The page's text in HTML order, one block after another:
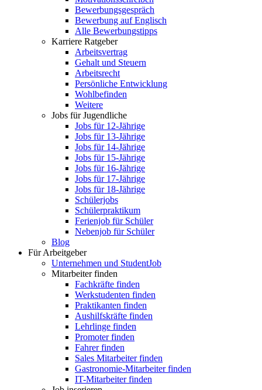
Bewerbungsgespräch
Bewerbung auf Englisch
Alle Bewerbungstipps
Karriere Ratgeber
Arbeitsvertrag
Gehalt und Steuern
Arbeitsrecht
Persönliche Entwicklung
Wohlbefinden
Weitere
Jobs für Jugendliche
Jobs für 12-Jährige
Jobs für 13-Jährige
Jobs für 14-Jährige
Jobs für 15-Jährige
Jobs für 16-Jährige
Jobs für 17-Jährige
Jobs für 18-Jährige
Schülerjobs
Schülerpraktikum
Ferienjob für Schüler
Nebenjob für Schüler
Blog
Für Arbeitgeber
Unternehmen und StudentJob
Mitarbeiter finden
Fachkräfte finden
Werkstudenten finden
Praktikanten finden
Aushilfskräfte finden
Lehrlinge finden
Promoter finden
Fahrer finden
Sales Mitarbeiter finden
Gastronomie-Mitarbeiter finden
IT-Mitarbeiter finden